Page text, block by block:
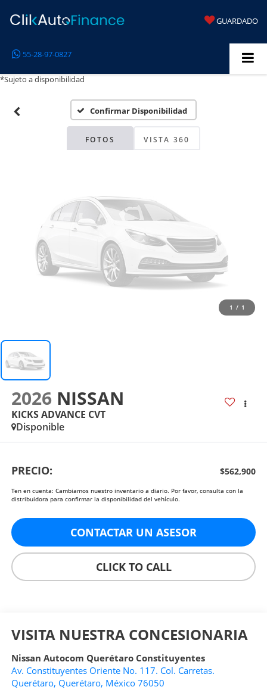
GUARDADO
55-28-97-0827
*Sujeto a disponibilidad
Confirmar Disponibilidad
FOTOS VISTA 360
Disponibles
Por favor, revise luego
1 / 1
2026 NISSAN
KICKS ADVANCE CVT
Disponible
PRECIO: $562,900
Ten en cuenta: Cambiamos nuestro inventario a diario. Por favor, consulta con la
distribuidora para confirmar la disponibilidad del vehículo.
CONTACTAR UN ASESOR
CLICK TO CALL
VISITA NUESTRA CONCESIONARIA
Nissan Autocom Querétaro Constituyentes
Av. Constituyentes Oriente No. 117. Col. Carretas.
Querétaro, Querétaro, México 76050